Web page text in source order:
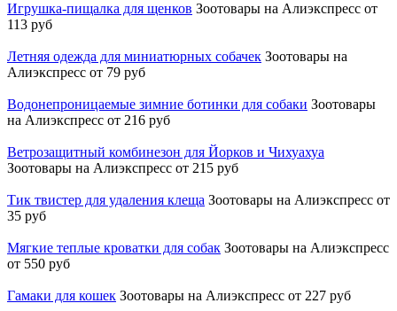
Игрушка-пищалка для щенков Зоотовары на Алиэкспресс от
113 руб
Летняя одежда для миниатюрных собачек Зоотовары на
Алиэкспресс от 79 руб
Водонепроницаемые зимние ботинки для собаки Зоотовары
на Алиэкспресс от 216 руб
Ветрозащитный комбинезон для Йорков и Чихуахуа
Зоотовары на Алиэкспресс от 215 руб
Тик твистер для удаления клеща Зоотовары на Алиэкспресс от
35 руб
Мягкие теплые кроватки для собак Зоотовары на Алиэкспресс
от 550 руб
Гамаки для кошек Зоотовары на Алиэкспресс от 227 руб